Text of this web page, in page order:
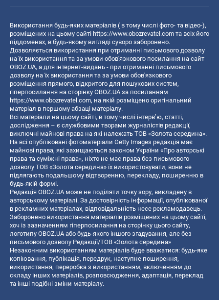
Використання будь-яких матеріалів ( в тому числі фото- та відео-),
розміщених на цьому сайті https://www.obozrevatel.com та всіх його
піддоменах, в будь-якому вигляді суворо заборонено.
Дозволяється використання при отриманні письмового дозволу
на їх використання та за умови обов'язкового посилання на сайт
OBOZ.UA, а для інтернет-видань - при отриманні письмового
дозволу на їх використання та за умови обов'язкового
розміщення прямого, відкритого для пошукових систем,
гіперпосилання на сторінку OBOZ.UA за посиланням
https://www.obozrevatel.com, на якій розміщено оригінальний
матеріал в першому абзаці матеріалу.
Всі матеріали на цьому сайті, в тому числі інтерв’ю, статті,
дослідження – є службовими творами журналістів редакції,
виключні майнові права на які належать ТОВ «Золота середина».
На всі опубліковані фотоматеріали Getty Images редакція має
майнові права, які захищаються законом України «Про авторські
права та суміжні права», ніхто не має права без письмового
дозволу ТОВ «Золота середина» їх використовувати, вони не
підлягають подальшому відтворенню, перекладу, поширенню в
будь-якій формі.
Редакція OBOZ.UA може не поділяти точку зору, викладену в
авторському матеріалі. За достовірність інформації, опублікованої
в рекламних матеріалах, відповідальність несе рекламодавець.
Заборонено використання матеріалів розміщених на цьому сайті,
хоч із зазначенням гіперпосилання на сторінку цього сайту,
логотипу OBOZ.UA або будь-якого іншого згадування, але без
письмового дозволу Редакції/ТОВ «Золота середина»
Незаконним використанням матеріалів буде вважатися: будь-яке
копiювання, публiкацiя, передрук, наступне поширення,
використання, переробка з використанням, включенням до
складу інших матеріалів, розповсюдження, адаптація, переклад
та інші подібні зміни матеріалу.